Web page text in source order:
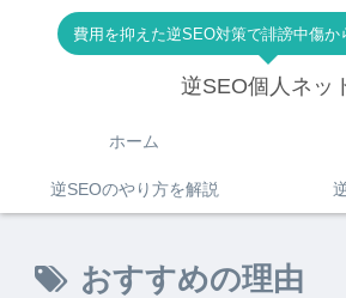
費用を抑えた逆SEO対策で誹謗中傷か
逆SEO個人ネッ
ホーム
逆SEOのやり方を解説
おすすめの理由